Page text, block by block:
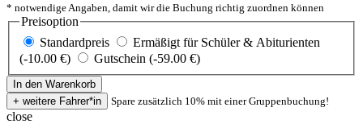
* notwendige Angaben, damit wir die Buchung richtig zuordnen können
Preisoption
Standardpreis
Ermäßigt für Schüler & Abiturienten
(-10.00 €)
Gutschein (-59.00 €)
Spare zusätzlich 10% mit einer Gruppenbuchung!
close